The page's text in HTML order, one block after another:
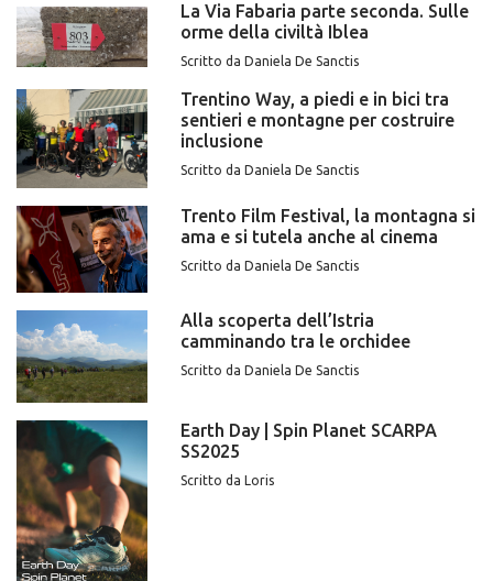
La Via Fabaria parte seconda. Sulle
orme della civiltà Iblea
Scritto da Daniela De Sanctis
Trentino Way, a piedi e in bici tra
sentieri e montagne per costruire
inclusione
Scritto da Daniela De Sanctis
Trento Film Festival, la montagna si
ama e si tutela anche al cinema
Scritto da Daniela De Sanctis
Alla scoperta dell’Istria
camminando tra le orchidee
Scritto da Daniela De Sanctis
Earth Day | Spin Planet SCARPA
SS2025
Scritto da Loris